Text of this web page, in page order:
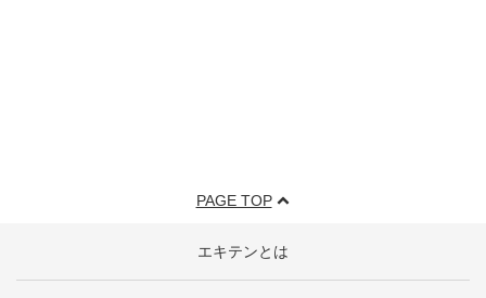
PAGE TOP
エキテンとは